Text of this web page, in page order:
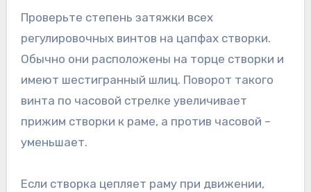
Проверьте степень затяжки всех
регулировочных винтов на цапфах створки.
Обычно они расположены на торце створки и
имеют шестигранный шлиц. Поворот такого
винта по часовой стрелке увеличивает
прижим створки к раме, а против часовой –
уменьшает.
Если створка цепляет раму при движении,